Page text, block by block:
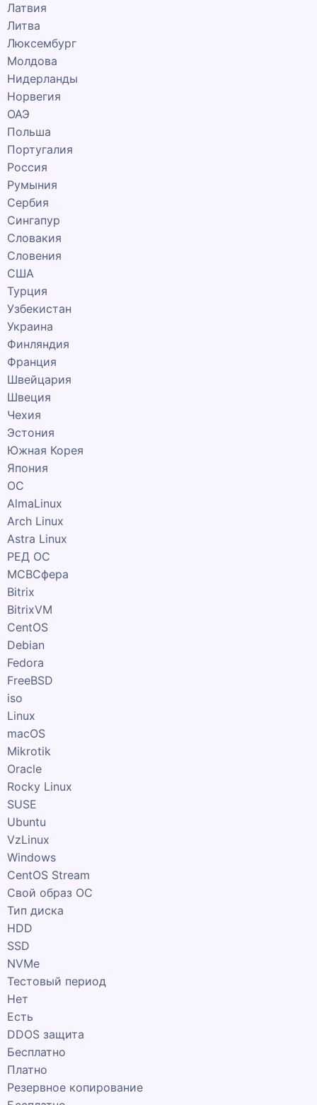
Латвия
Литва
Люксембург
Молдова
Нидерланды
Норвегия
ОАЭ
Польша
Португалия
Россия
Румыния
Сербия
Сингапур
Словакия
Словения
США
Турция
Узбекистан
Украина
Финляндия
Франция
Швейцария
Швеция
Чехия
Эстония
Южная Корея
Япония
ОС
AlmaLinux
Arch Linux
Astra Linux
РЕД ОС
МСВСфера
Bitrix
BitrixVM
CentOS
Debian
Fedora
FreeBSD
iso
Linux
macOS
Mikrotik
Oracle
Rocky Linux
SUSE
Ubuntu
VzLinux
Windows
CentOS Stream
Свой образ ОС
Тип диска
HDD
SSD
NVMe
Тестовый период
Нет
Есть
DDOS защита
Бесплатно
Платно
Резервное копирование